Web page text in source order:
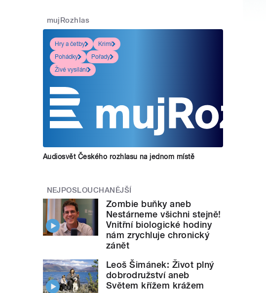
mujRozhlas
Hry a četby
Krimi
Pohádky
Pořady
Živé vysílání
Audiosvět Českého rozhlasu na jednom místě
NEJPOSLOUCHANĚJŠÍ
Zombie buňky aneb
Nestárneme všichni stejně!
Vnitřní biologické hodiny
nám zrychluje chronický
zánět
Leoš Šimánek: Život plný
dobrodružství aneb
Světem křížem krážem